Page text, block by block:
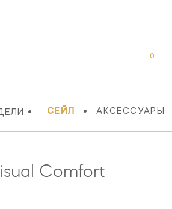
• СЕЙЛ • АКСЕССУАРЫ
0
Comfort